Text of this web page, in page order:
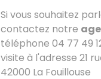
Si vous souhaitez
contactez notre
téléphone 04 77 49
visite à l'adresse 21
42000 La Fouillouse